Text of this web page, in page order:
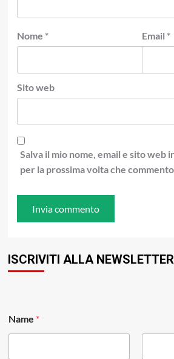
Nome * Email *
Sito web
Salva il mio nome, email e sito web
per la prossima volta che
ISCRIVITI ALLA NEWSLETTER
m
a
l
Name *